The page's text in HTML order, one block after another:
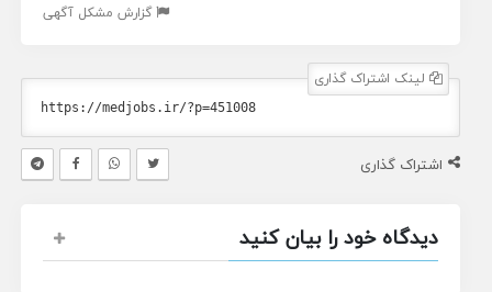
گزارش مشکل آگهی
لینک اشتراک گذاری
اشتراک گذاری
دیدگاه خود را بیان کنید